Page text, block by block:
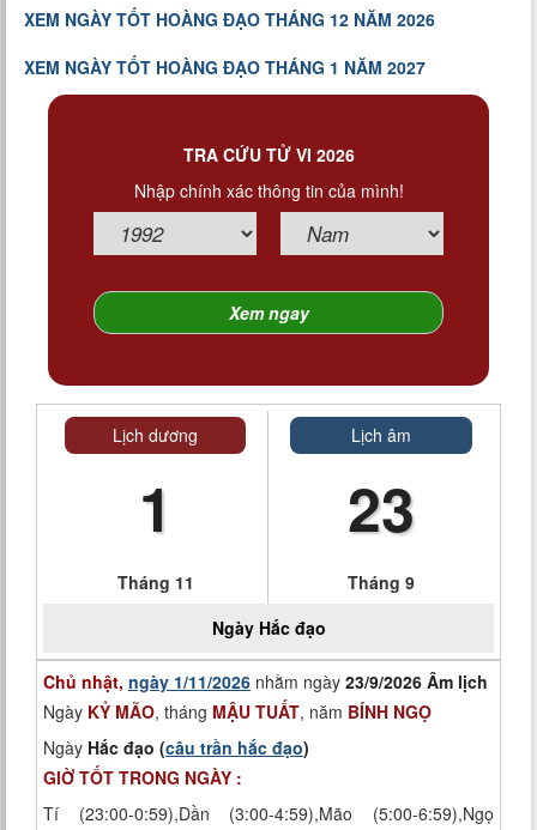
XEM NGÀY TỐT HOÀNG ĐẠO THÁNG 12 NĂM 2026
XEM NGÀY TỐT HOÀNG ĐẠO THÁNG 1 NĂM 2027
TRA CỨU TỬ VI 2026
Nhập chính xác thông tin của mình!
Lịch dương
1
Tháng 11
Lịch âm
23
Tháng 9
Ngày Hắc đạo
Chủ nhật, ngày 1/11/2026 nhằm ngày 23/9/2026 Âm lịch
Ngày KỶ MÃO, tháng MẬU TUẤT, năm BÍNH NGỌ
Ngày Hắc đạo (câu trần hắc đạo)
GIỜ TỐT TRONG NGÀY :
Tí (23:00-0:59),Dần (3:00-4:59),Mão (5:00-6:59),Ngọ